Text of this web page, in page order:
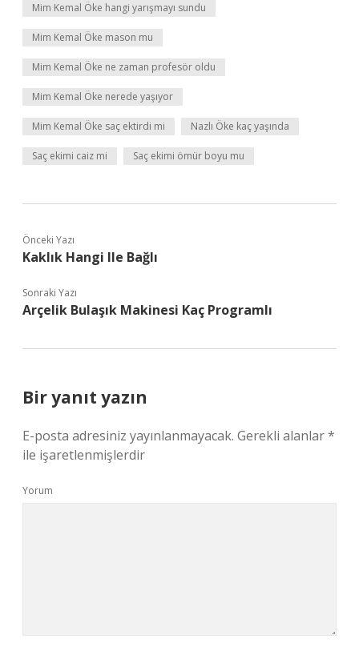
Mim Kemal Öke hangi yarışmayı sundu
Mim Kemal Öke mason mu
Mim Kemal Öke ne zaman profesör oldu
Mim Kemal Öke nerede yaşıyor
Mim Kemal Öke saç ektirdi mi Nazlı Öke kaç yaşında
Saç ekimi caiz mi Saç ekimi ömür boyu mu
Önceki Yazı
Kaklık Hangi Ile Bağlı
Sonraki Yazı
Arçelik Bulaşık Makinesi Kaç Programlı
Bir yanıt yazın
E-posta adresiniz yayınlanmayacak. Gerekli alanlar*
ile işaretlenmişlerdir
Yorum